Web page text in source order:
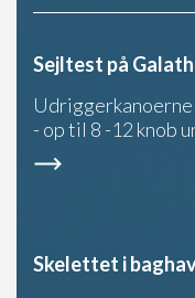
Sejltest på
- op til 8 -12 knob
Skelettet i